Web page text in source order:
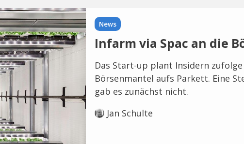
News
Infarm via Spac an die
Das Start-up plant Insidern
Börsenmantel aufs Parkett. Eine
gab es zunächst nicht.
Jan Schulte